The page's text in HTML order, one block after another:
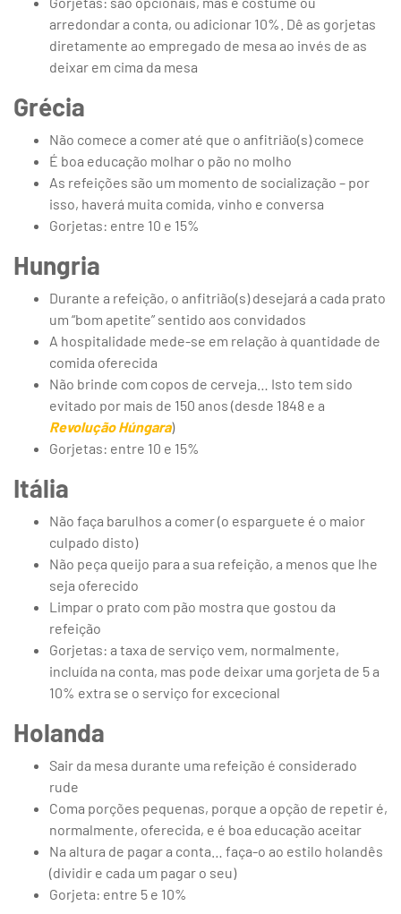
arredondar a conta, ou adicionar 10%. Dê as gorjetas
diretamente ao empregado de mesa ao invés de as
deixar em cima da mesa
Grécia
Não comece a comer até que o anfitrião(s) comece
É boa educação molhar o pão no molho
As refeições são um momento de socialização – por
isso, haverá muita comida, vinho e conversa
Gorjetas: entre 10 e 15%
Hungria
Durante a refeição, o anfitrião(s) desejará a cada prato
um “bom apetite” sentido aos convidados
A hospitalidade mede-se em relação à quantidade de
comida oferecida
Não brinde com copos de cerveja… Isto tem sido
evitado por mais de 150 anos (desde 1848 e a
Revolução Húngara)
Gorjetas: entre 10 e 15%
Itália
Não faça barulhos a comer (o esparguete é o maior
culpado disto)
Não peça queijo para a sua refeição, a menos que lhe
seja oferecido
Limpar o prato com pão mostra que gostou da
refeição
Gorjetas: a taxa de serviço vem, normalmente,
incluída na conta, mas pode deixar uma gorjeta de 5 a
10% extra se o serviço for excecional
Holanda
Sair da mesa durante uma refeição é considerado
rude
Coma porções pequenas, porque a opção de repetir é,
normalmente, oferecida, e é boa educação aceitar
Na altura de pagar a conta… faça-o ao estilo holandês
(dividir e cada um pagar o seu)
Gorjeta: entre 5 e 10%